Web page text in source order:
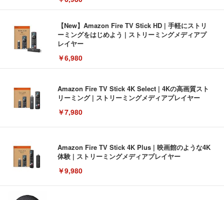
【New】Amazon Fire TV Stick HD | 手軽にストリ
ーミングをはじめよう | ストリーミングメディアプ
レイヤー
￥6,980
Amazon Fire TV Stick 4K Select | 4Kの高画質スト
リーミング | ストリーミングメディアプレイヤー
￥7,980
Amazon Fire TV Stick 4K Plus | 映画館のような4K
体験 | ストリーミングメディアプレイヤー
￥9,980